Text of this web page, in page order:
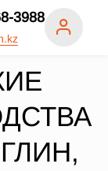
3988